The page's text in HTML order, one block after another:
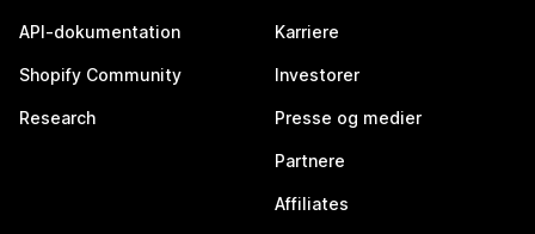
API-dokumentation
Shopify Community
Research
Karriere
Investorer
Presse og medier
Partnere
Affiliates